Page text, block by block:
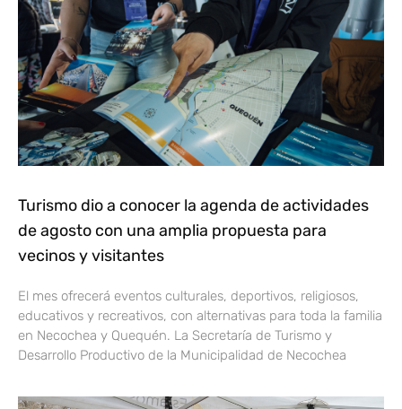
Turismo dio a conocer la agenda de actividades
de agosto con una amplia propuesta para
vecinos y visitantes
El mes ofrecerá eventos culturales, deportivos, religiosos,
educativos y recreativos, con alternativas para toda la familia
en Necochea y Quequén. La Secretaría de Turismo y
Desarrollo Productivo de la Municipalidad de Necochea